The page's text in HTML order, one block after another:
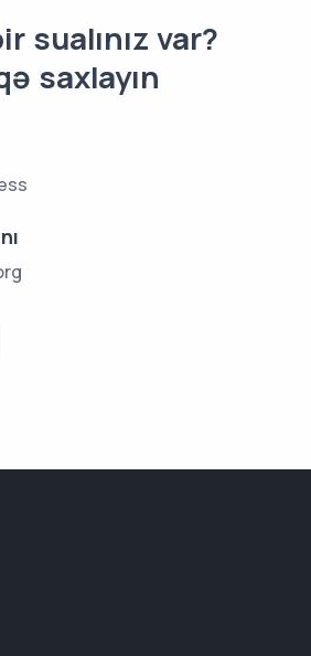
sualınız var?
saxlayın